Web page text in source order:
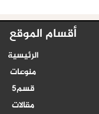
أقسام الموقع
الرئيسية
منوعات
قسم5
مقالات